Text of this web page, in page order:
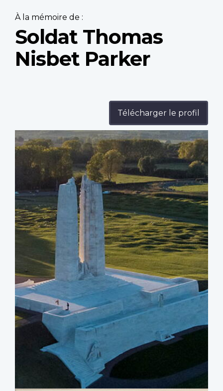
À la mémoire de :
Soldat Thomas
Nisbet Parker
Télécharger le profil
Profile
image